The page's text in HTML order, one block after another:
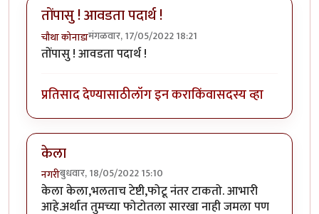
तोंपासु ! आवडता पदार्थ !
चौथा कोनाडामंगळवार, 17/05/2022 18:21
तोंपासु ! आवडता पदार्थ !
प्रतिसाद देण्यासाठीलॉग इन कराकिंवासदस्य व्हा
केला
नगरीबुधवार, 18/05/2022 15:10
केला केला,भलताच टेष्टी,फोटू नंतर टाकतो. आभारी
आहे.अर्थात तुमच्या फोटोतला सारखा नाही जमला पण